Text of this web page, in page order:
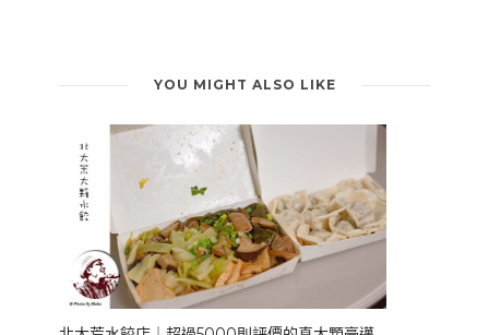
YOU MIGHT ALSO LIKE